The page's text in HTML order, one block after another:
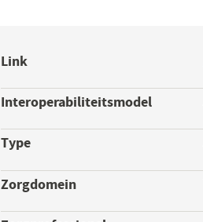
Link
Interoperabiliteitsmodel
Type
Zorgdomein